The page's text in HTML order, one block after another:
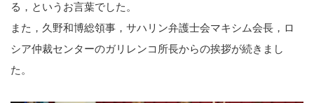
る，というお言葉でした。
また，久野和博総領事，サハリン弁護士会マキシム会長，ロ
シア仲裁センターのガリレンコ所長からの挨拶が続きまし
た。